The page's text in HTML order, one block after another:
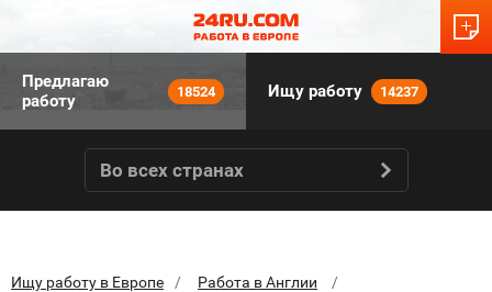
Предлагаю
работу
18524 Ищу работу 14237
Во всех странах
Ищу работу в Европе
Работа в Англии